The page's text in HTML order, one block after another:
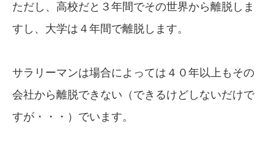
ただし、高校だと３年間でその世界から離脱しま
すし、大学は４年間で離脱します。
サラリーマンは場合によっては４０年以上もその
会社から離脱できない（できるけどしないだけで
すが・・・）でいます。